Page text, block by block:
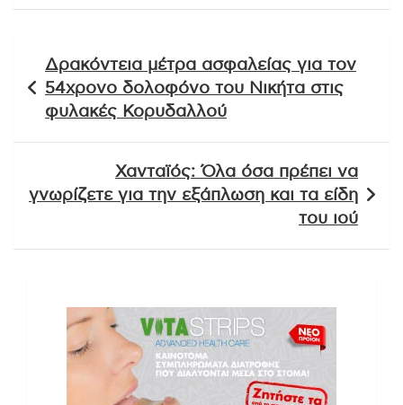
άρθρων
Δρακόντεια μέτρα ασφαλείας για τον
54χρονο δολοφόνο του Νικήτα στις
φυλακές Κορυδαλλού
Χανταϊός: Όλα όσα πρέπει να
γνωρίζετε για την εξάπλωση και τα είδη
του ιού